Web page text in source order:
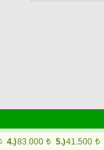
4.)83.000 t 5.)41.500 t